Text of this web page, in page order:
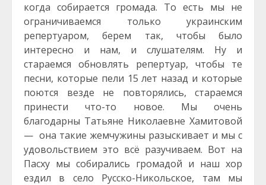
когда собирается громада. То есть мы не
ограничиваемся только украинским
репертуаром, берем так, чтобы было
интересно и нам, и слушателям. Ну и
стараемся обновлять репертуар, чтобы те
песни, которые пели 15 лет назад и которые
поются везде не повторялись, стараемся
принести что-то новое. Мы очень
благодарны Татьяне Николаевне Хамитовой
— она такие жемчужины разыскивает и мы с
удовольствием это всё разучиваем. Вот на
Пасху мы собирались громадой и наш хор
ездил в село Русско-Никольское, там мы